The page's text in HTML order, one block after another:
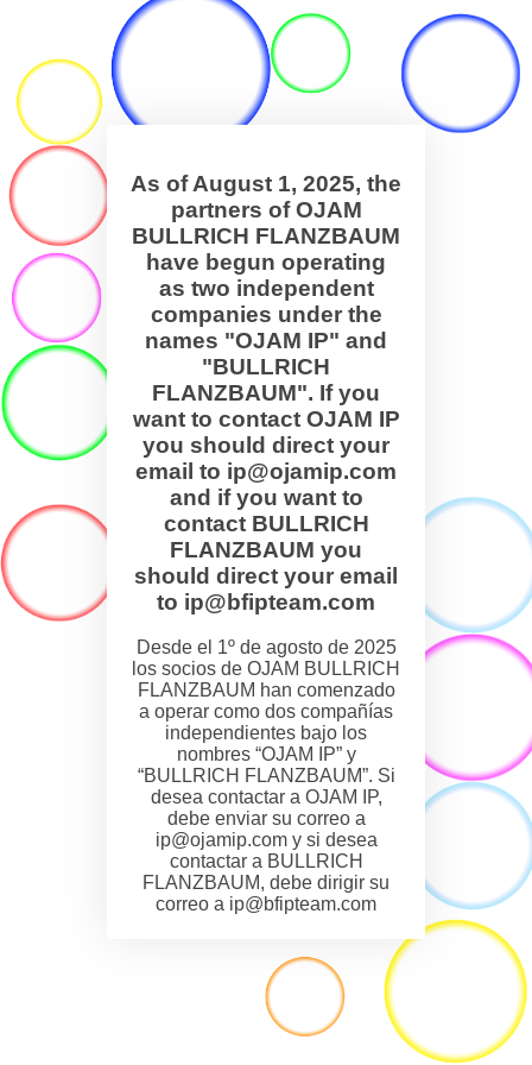
As of August 1, 2025, the
partners of OJAM
BULLRICH FLANZBAUM
have begun operating
as two independent
companies under the
names "OJAM IP" and
"BULLRICH
FLANZBAUM". If you
want to contact OJAM IP
you should direct your
email to ip@ojamip.com
and if you want to
contact BULLRICH
FLANZBAUM you
should direct your email
to ip@bfipteam.com
Desde el 1º de agosto de 2025
los socios de OJAM BULLRICH
FLANZBAUM han comenzado
a operar como dos compañías
independientes bajo los
nombres “OJAM IP” y
“BULLRICH FLANZBAUM”. Si
desea contactar a OJAM IP,
debe enviar su correo a
ip@ojamip.com y si desea
contactar a BULLRICH
FLANZBAUM, debe dirigir su
correo a ip@bfipteam.com